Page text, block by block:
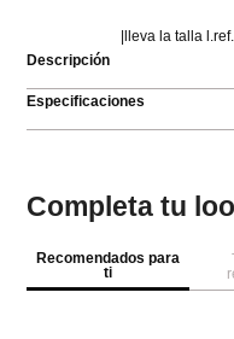
|lleva la
Descripción
Especificaciones
Completa tu
Recomendados para
ti